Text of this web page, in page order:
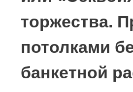
торжественных мероприятий
позволяет комфортно
танцпол. Площадь 340 кв. м.
мероприятия на 30-40 гостей,